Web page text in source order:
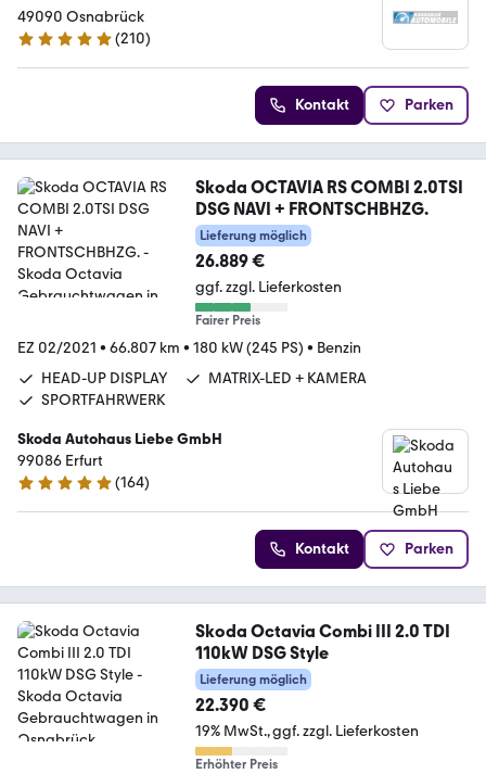
49090 Osnabrück
4.8 Sterne
(210)
Kontakt Parken
Skoda OCTAVIA RS COMBI 2.0TSI
DSG NAVI + FRONTSCHBHZG.
Lieferung möglich
26.889 €
ggf. zzgl. Lieferkosten
Fairer Preis
EZ 02/2021 • 66.807 km • 180 kW (245 PS) • Benzin
HEAD-UP DISPLAY
MATRIX-LED + KAMERA
SPORTFAHRWERK
Skoda Autohaus Liebe GmbH
99086 Erfurt
4.9 Sterne
(164)
Kontakt Parken
Skoda Octavia Combi III 2.0 TDI
110kW DSG Style
Lieferung möglich
22.390 €
19% MwSt. ggf. zzgl. Lieferkosten
Erhöhter Preis